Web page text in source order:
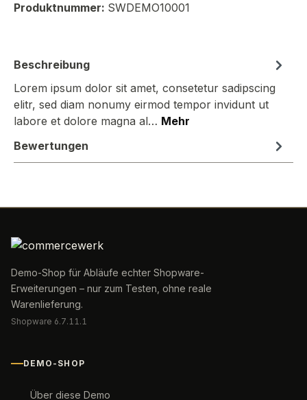
Produktnummer: SWDEMO10001
Beschreibung
Lorem ipsum dolor sit amet, consetetur sadipscing
elitr, sed diam nonumy eirmod tempor invidunt ut
labore et dolore magna al… Mehr
Bewertungen
Demo-Shop für Abläufe echter Shopware-
Erweiterungen – nur zum Testen, ohne reale
Warenlieferung.
Shopware 6.7.11.1
DEMO-SHOP
Über diese Demo